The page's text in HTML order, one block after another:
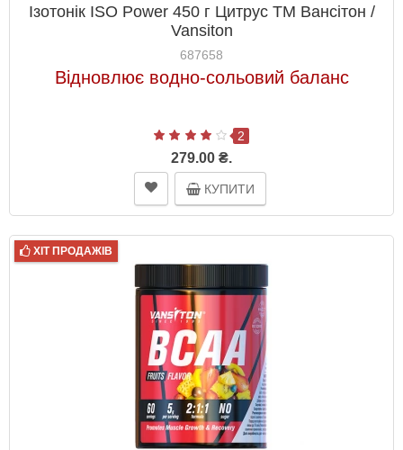
Ізотонік ISO Power 450 г Цитрус ТМ Вансітон /
Vansiton
687658
Відновлює водно-сольовий баланс
2
279.00 ₴.
КУПИТИ
ХІТ ПРОДАЖІВ